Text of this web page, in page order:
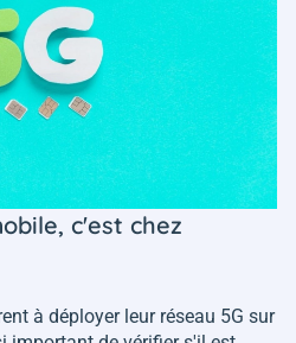
c'est chez
à déployer leur réseau 5G sur